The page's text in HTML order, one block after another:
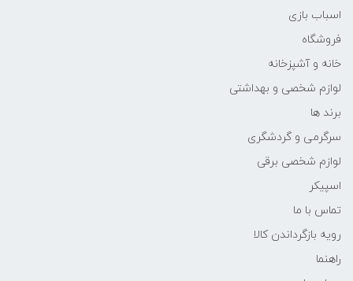
اسباب بازی
فروشگاه
خانه و آشپزخانه
لوازم شخصی و بهداشتی
برند ها
سرگرمی و گردشگری
لوازم شخصی برقی
اسپیکر
تماس با ما
رویه بازگرداندن کالا
راهنما